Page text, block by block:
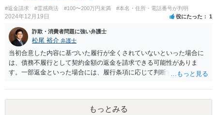
#返金請求 #霊感商法 #100〜200万円未満 #本名・住所・電話番号が判明
2024年12月19日 役にたった 1
詐欺・消費者問題に強い弁護士
松尾 裕介 弁護士
当初合意した内容に基づいた履行が全くされていないといった場合に
は、債務不履行として契約金額の返金を請求できる可能性がありま
す。一部返金といった場合には、履行条項に応じて判断することも考
単に契約違反ということになると、慰謝料請求などは法的には認めら
れない可能性が高いと考えられます。 結局のところ相手方が遅々と
して容易に返金に応じない、微々たる金額しか返金に応じないといっ
もっとみる